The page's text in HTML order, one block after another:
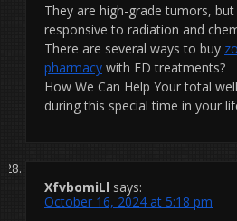
They are high-grade tumors,
responsive to radiation and
There are several ways to buy
pharmacy with ED treatments?
How We Can Help Your total
during this special time in your
XfvbomiLl says:
October 16, 2024 at 5:18 pm